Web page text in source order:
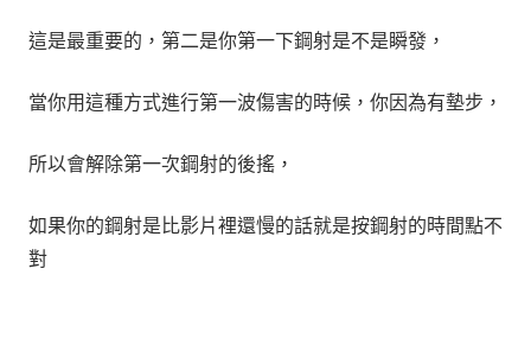
這是最重要的，第二是你第一下鋼射是不是瞬發 ，
當你用這種方式進行第一波傷害的時候，你因為有墊步 ，
所以會解除第一次鋼射的後搖 ，
如果你的鋼射是比影片裡還慢的話就是按鋼射的時間點不
對